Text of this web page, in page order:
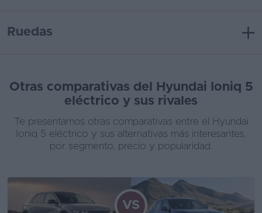
Ruedas
Otras comparativas del Hyundai Ioniq 5
eléctrico y sus rivales
Te presentamos otras comparativas entre el Hyundai
Ioniq 5 eléctrico y sus alternativas más interesantes,
por segmento, precio y popularidad.
VS